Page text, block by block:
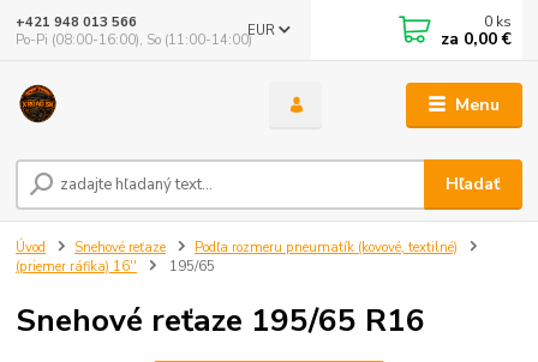
Menu
EUR
Hľadať
+421 948 013 566
Po-Pi (08:00-16:00), So (11:00-14:00)
0 ks
za 0,00 €
Úvod Snehové reťaze
Podľa rozmeru pneumatík (kovové, textilné)
(priemer ráfika) 16''
195/65
Snehové reťaze 195/65 R16